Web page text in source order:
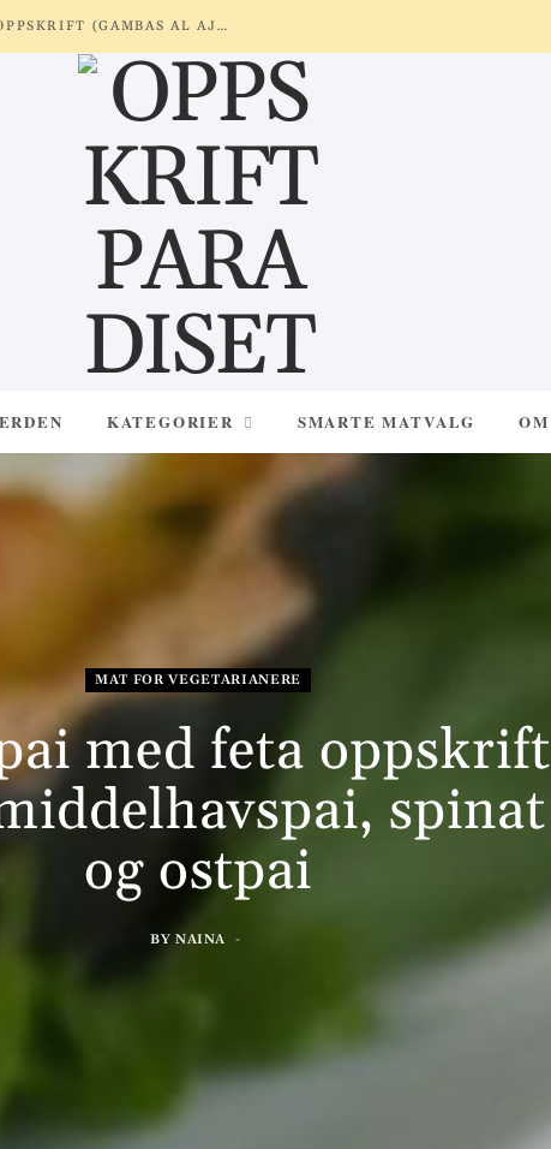
REKER MED HVITLØK OG SITRON – ENKEL OPPSKRIFT (GAMBAS AL AJILLO)
KATEGORIER SMARTE MATVALG OM
MAT FOR VEGETARIANERE
med feta
spinat
og ostpai
BY NAINA